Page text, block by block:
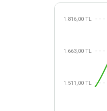
1.816,00 TL
1.663,00 TL
1.511,00 TL